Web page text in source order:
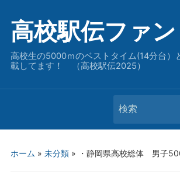
高校駅伝ファン
高校生の5000ｍのベストタイム(14分台）
載してます！ （高校駅伝2025）
Search
for:
ホーム » 未分類» ・静岡県高校総体 男子